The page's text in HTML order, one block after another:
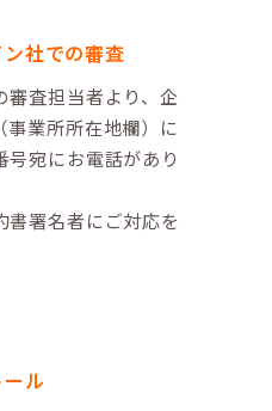
社での審査
審査担当者より、企
事業所所在地欄）に
宛にお電話があり
書署名者にご対応を
ル